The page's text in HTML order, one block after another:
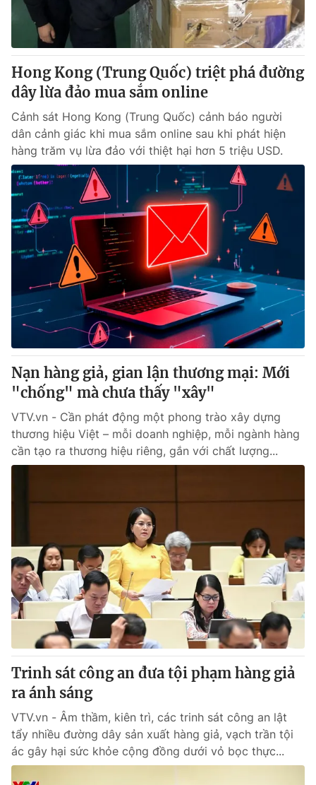
Hong Kong (Trung Quốc) triệt phá đường
dây lừa đảo mua sắm online
Cảnh sát Hong Kong (Trung Quốc) cảnh báo người
dân cảnh giác khi mua sắm online sau khi phát hiện
hàng trăm vụ lừa đảo với thiệt hại hơn 5 triệu USD.
Nạn hàng giả, gian lận thương mại: Mới
"chống" mà chưa thấy "xây"
VTV.vn - Cần phát động một phong trào xây dựng
thương hiệu Việt – mỗi doanh nghiệp, mỗi ngành hàng
cần tạo ra thương hiệu riêng, gắn với chất lượng...
Trinh sát công an đưa tội phạm hàng giả
ra ánh sáng
VTV.vn - Âm thầm, kiên trì, các trinh sát công an lật
tẩy nhiều đường dây sản xuất hàng giả, vạch trần tội
ác gây hại sức khỏe cộng đồng dưới vỏ bọc thực...